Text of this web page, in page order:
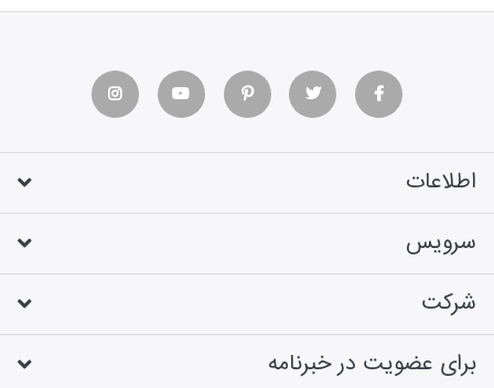
اطلاعات
سرویس
شرکت
برای عضویت در خبرنامه